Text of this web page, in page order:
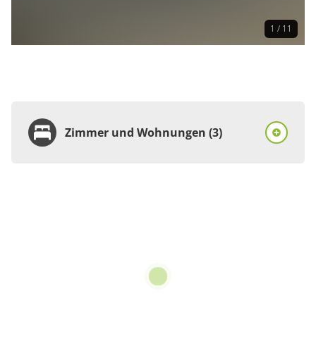
1 / 11
Zimmer und Wohnungen (3)
pro Person/Nacht